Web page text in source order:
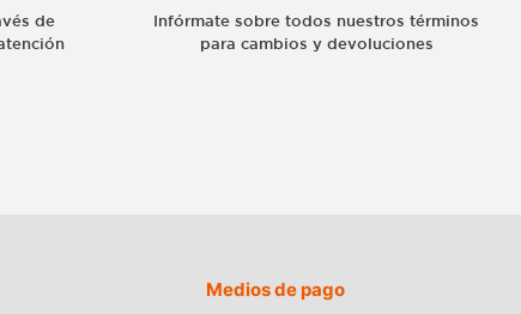
de
Infórmate sobre todos nuestros términos
para cambios y devoluciones
Medios de pago